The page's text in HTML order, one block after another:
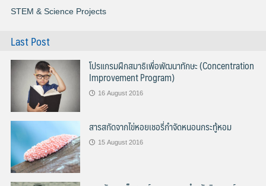
STEM & Science Projects
Last Post
โปรแกรมฝึกสมาธิเพื่อพัฒนาทักษะ (Concentration
Improvement Program)
16 August 2016
สารสกัดจากไข่หอยเชอรี่กำจัดหนอนกระทู้หอม
15 August 2016